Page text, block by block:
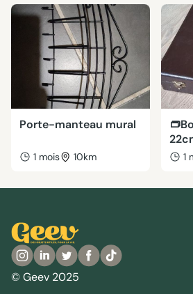
Porte-manteau mural
1 mois 10km 1
© Geev 2025